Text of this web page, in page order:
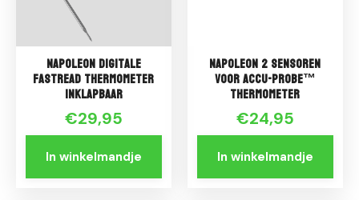
Napoleon Digitale
fastread thermometer
inklapbaar
€29,95
In winkelmandje
Napoleon 2 SENSOREN
VOOR ACCU-PROBE™
THERMOMETER
€24,95
In winkelmandje